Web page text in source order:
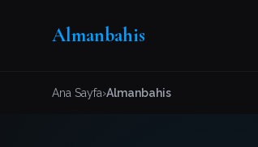
Almanbahis
Ana Sayfa›Almanbahis